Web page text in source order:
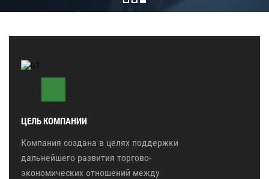
ЦЕЛЬ КОМПАНИИ
Компания создана в целях поддержки
дальнейшего развития торгово-
экономических отношений между